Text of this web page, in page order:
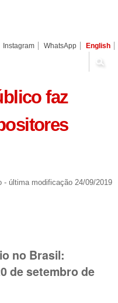
Instagram WhatsApp English
faz
- última modificação24/09/2019
no Brasil:
de setembro de